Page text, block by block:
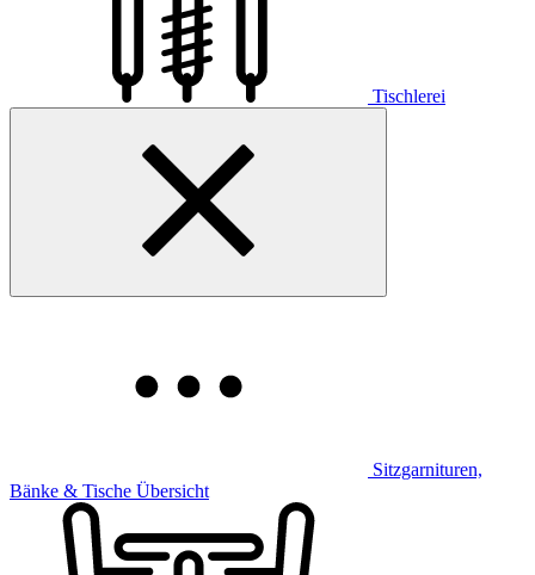
Tischlerei
Sitzgarnituren,
Bänke & Tische Übersicht